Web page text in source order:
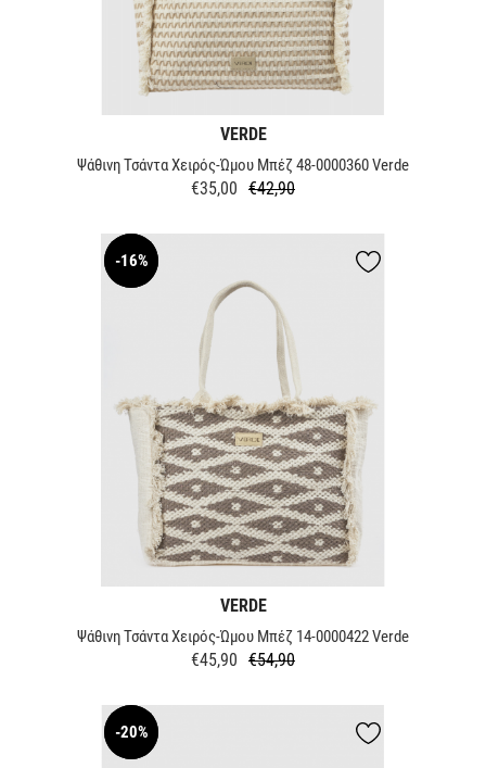
VERDE
Ψάθινη Τσάντα Χειρός-Ώμου Μπέζ 48-0000360 Verde
Κανονική
€42,90
Τιμή
€35,00
NEW
-16%
VERDE
Ψάθινη Τσάντα Χειρός-Ώμου Μπέζ 14-0000422 Verde
Κανονική
€54,90
Τιμή
€45,90
NEW
-20%